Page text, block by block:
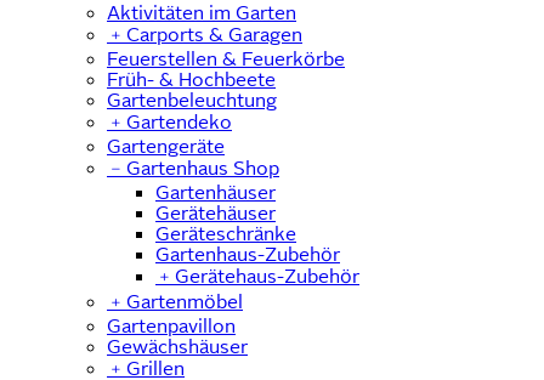
Aktivitäten im Garten
﹢ Carports & Garagen
Feuerstellen & Feuerkörbe
Früh- & Hochbeete
Gartenbeleuchtung
﹢ Gartendeko
Gartengeräte
﹣ Gartenhaus Shop
Gartenhäuser
Gerätehäuser
Geräteschränke
Gartenhaus-Zubehör
﹢ Gerätehaus-Zubehör
﹢ Gartenmöbel
Gartenpavillon
Gewächshäuser
﹢ Grillen